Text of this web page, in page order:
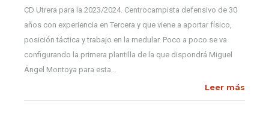
CD Utrera para la 2023/2024. Centrocampista defensivo de 30
años con experiencia en Tercera y que viene a aportar físico,
posición táctica y trabajo en la medular. Poco a poco se va
configurando la primera plantilla de la que dispondrá Miguel
Ángel Montoya para esta…
Leer más